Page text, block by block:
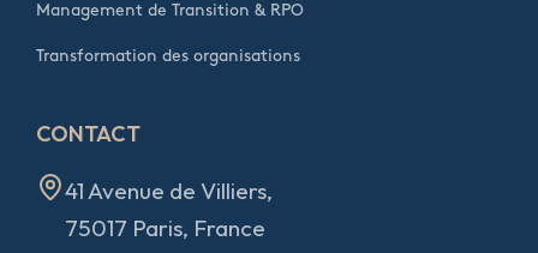
Management de Transition & RPO
Transformation des organisations
CONTACT
41 Avenue de Villiers,
75017 Paris, France